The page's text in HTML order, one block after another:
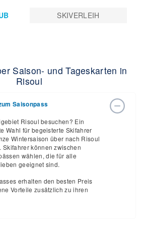
SKIVERLEIH
Saison- und Tageskarten in
Risoul
Saisonpass
Risoul besuchen? Ein
Wahl für begeisterte Skifahrer
Wintersaison über nach Risoul
Skifahrer können zwischen
wählen, die für alle
geeignet sind.
erhalten den besten Preis
Vorteile zusätzlich zu ihren